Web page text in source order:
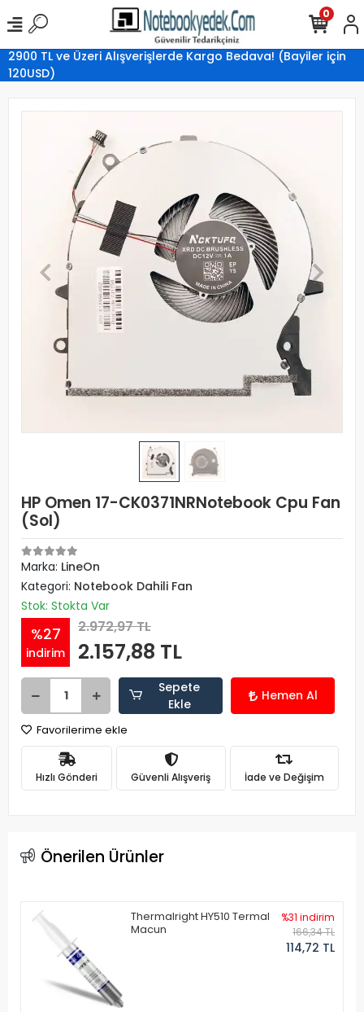
2900 TL ve Üzeri Alışverişlerde Kargo Bedava! (Bayiler için
120USD)
0
HP Omen 17-CK0371NRNotebook Cpu Fan
(Sol)
Marka: LineOn
Kategori: Notebook Dahili Fan
Stok: Stokta Var
%27
indirim
2.972,97 TL
2.157,88 TL
Sepete
Ekle
Hemen Al
Favorilerime ekle
Hızlı Gönderi Güvenli Alışveriş İade ve Değişim
Önerilen Ürünler
Thermalright HY510 Termal
Macun
%31 indirim
166,34 TL
114,72 TL